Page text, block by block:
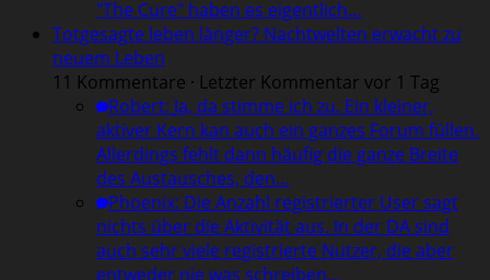
"The Cure" haben es eigentlich…
Totgesagte leben länger? Nachtwelten erwacht zu
neuem Leben
11 Kommentare · Letzter Kommentar vor 1 Tag
Robert: Ja, da stimme ich zu. Ein kleiner,
aktiver Kern kan auch ein ganzes Forum füllen.
Allerdings fehlt dann häufig die ganze Breite
des Austausches, den…
Phoenix: Die Anzahl registrierter User sagt
nichts über die Aktivität aus. In der DA sind
auch sehr viele registrierte Nutzer, die aber
entweder nie was schreiben…